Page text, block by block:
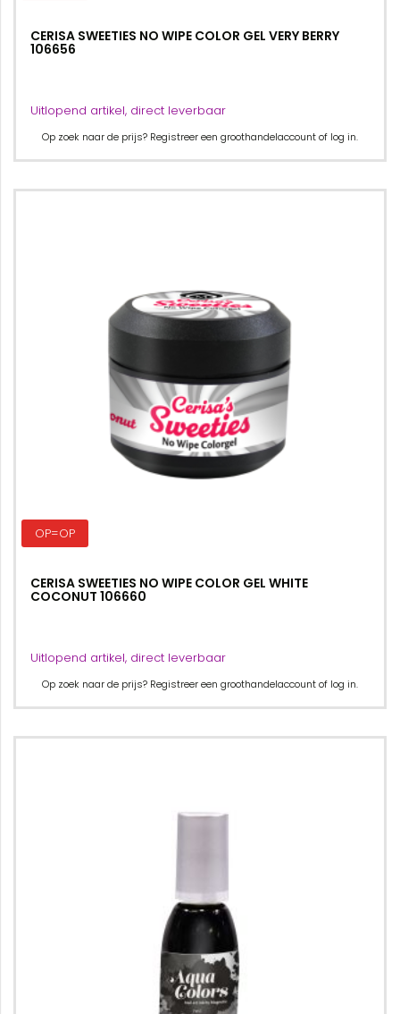
CERISA SWEETIES NO WIPE COLOR GEL VERY BERRY
106656
Uitlopend artikel, direct leverbaar
Op zoek naar de prijs? Registreer een groothandelaccount of log in.
OP=OP
CERISA SWEETIES NO WIPE COLOR GEL WHITE
COCONUT 106660
Uitlopend artikel, direct leverbaar
Op zoek naar de prijs? Registreer een groothandelaccount of log in.